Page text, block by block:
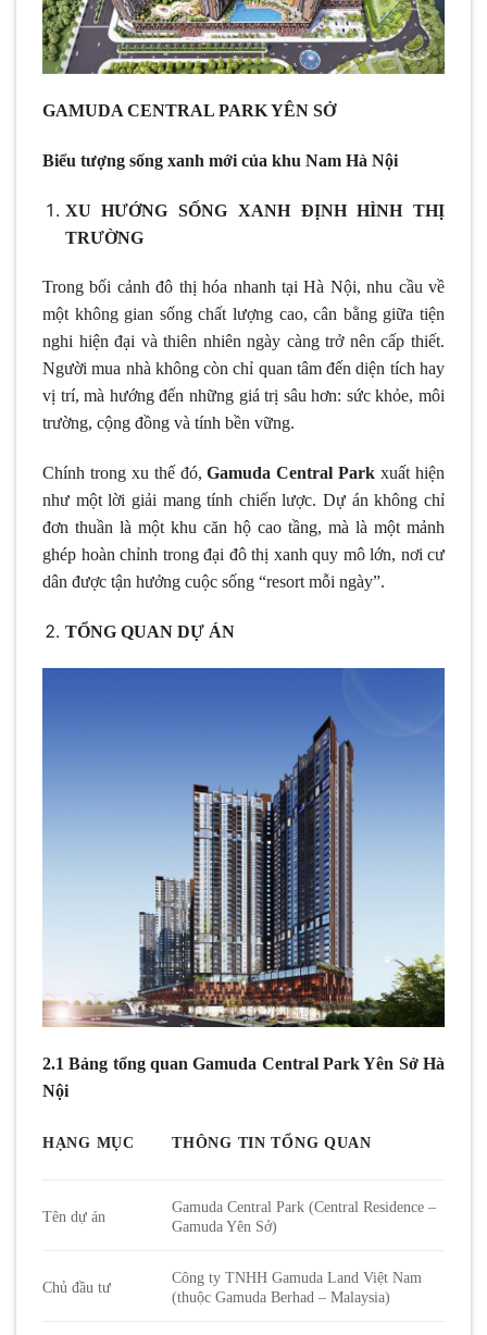
GAMUDA CENTRAL PARK YÊN SỞ
Biểu tượng sống xanh mới của khu Nam Hà Nội
XU HƯỚNG SỐNG XANH ĐỊNH HÌNH THỊ
TRƯỜNG
Trong bối cảnh đô thị hóa nhanh tại Hà Nội, nhu cầu về
một không gian sống chất lượng cao, cân bằng giữa tiện
nghi hiện đại và thiên nhiên ngày càng trở nên cấp thiết.
Người mua nhà không còn chỉ quan tâm đến diện tích hay
vị trí, mà hướng đến những giá trị sâu hơn: sức khỏe, môi
trường, cộng đồng và tính bền vững.
Chính trong xu thế đó,Gamuda Central Park xuất hiện
như một lời giải mang tính chiến lược. Dự án không chỉ
đơn thuần là một khu căn hộ cao tầng, mà là một mảnh
ghép hoàn chỉnh trong đại đô thị xanh quy mô lớn, nơi cư
dân được tận hưởng cuộc sống “resort mỗi ngày”.
TỔNG QUAN DỰ ÁN
2.1Bảng tổng quan Gamuda Central Park Yên Sở Hà
Nội
HẠNG MỤC THÔNG TIN TỔNG QUAN
Tên dự án
Gamuda Central Park (Central Residence –
Gamuda Yên Sở)
Chủ đầu tư
Công ty TNHH Gamuda Land Việt Nam
(thuộc Gamuda Berhad – Malaysia)